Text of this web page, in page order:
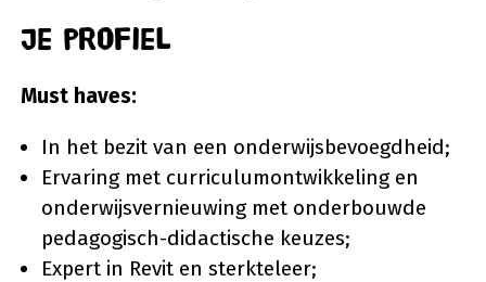
Je profiel
Must haves:
In het bezit van een onderwijsbevoegdheid;
Ervaring met curriculumontwikkeling en
onderwijsvernieuwing met onderbouwde
pedagogisch-didactische keuzes;
Expert in Revit en sterkteleer;